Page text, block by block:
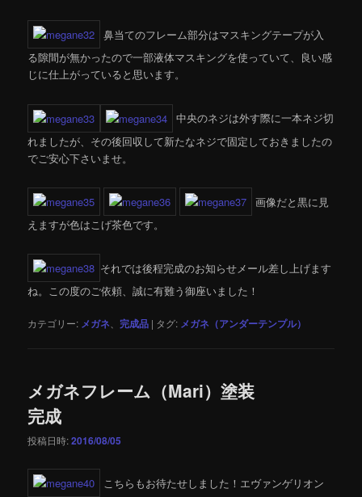
鼻当てのフレーム部分はマスキングテープが入
る隙間が無かったので一部液体マスキングを使っていて、良い感
じに仕上がっていると思います。
中央のネジは外す際に一本ネジ切
れましたが、その後回収して新たなネジで固定しておきましたの
でご安心下さいませ。
画像だと黒に見
えますが色はこげ茶色です。
それでは後程完成のお知らせメール差し上げます
ね。この度のご依頼、誠に有難う御座いました！
カテゴリー: メガネ 、完成品 | タグ: メガネ（アンダーテンプル）
メガネフレーム（Mari）塗装
完成
投稿日時:2016/08/05
こちらもお待たせしました！エヴァンゲリオン